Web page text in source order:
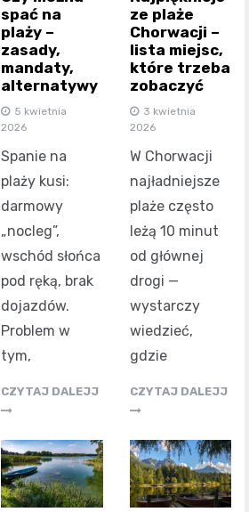
spać na
plaży –
zasady,
mandaty,
alternatywy
5 kwietnia
2026
Spanie na
plaży kusi:
darmowy
„nocleg”,
wschód słońca
pod ręką, brak
dojazdów.
Problem w
tym,
CZYTAJ DALEJJ
ze plaże
Chorwacji –
lista miejsc,
które trzeba
zobaczyć
3 kwietnia
2026
W Chorwacji
najładniejsze
plaże często
leżą 10 minut
od głównej
drogi —
wystarczy
wiedzieć,
gdzie
CZYTAJ DALEJJ